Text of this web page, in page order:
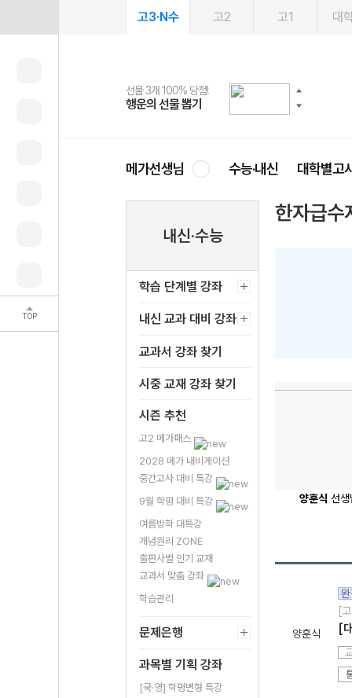
TOP
고3·N수 고2 고1 대
선물 3개 100% 당첨!
행운의 선물 뽑기
선물 100% 증정!
메가스터디 X 올리브
여름방학 스터디 캐시백
메가런 썸머스쿨
2027 러셀 단과
강사 공개선발
스마트러닝앱
설문 EVENT
메가패스
3일 무료 체험권
메가패스 수강생 무료혜택!
메가클럽 멤버십
사회공헌 캠페인
희망이룸 메가나눔
메가선생님 수능·내신 대학별고
내신·수능
학습 단계별 강좌
내신 교과 대비 강좌
교과서 강좌 찾기
시중 교재 강좌 찾기
시즌 추천
고2 메가패스
2028 메가 내비게이션
중간고사 대비 특강
9월 학평 대비 특강
여름방학 대특강
개념원리 ZONE
출판사별 인기 교재
교과서 맞춤 강좌
학습관리
문제은행
과목별 기획 강좌
[국·영] 학평변형 특강
한자급수
양훈식 선생
양훈식
[
[